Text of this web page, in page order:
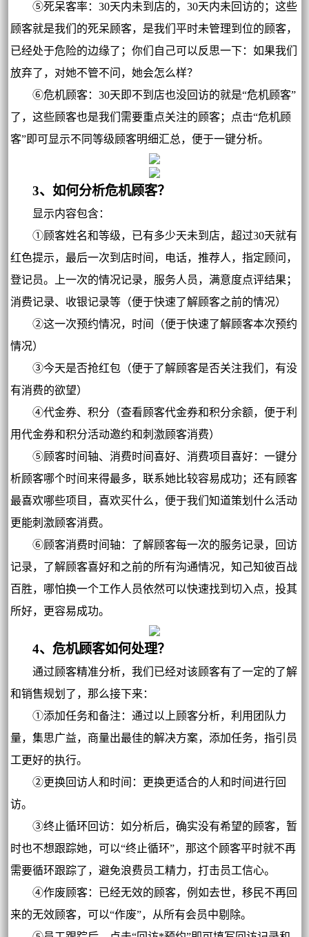
⑤死呆客率：30天内未到店的，30天内未回访的；这些
顾客就是我们的死呆顾客，是我们平时未管理到位的顾客，
已经处于危险的边缘了；你们自己可以反思一下：如果我们
放弃了，对她不管不问，她会怎么样？
⑥危机顾客：30天即不到店也没回访的就是“危机顾客”
了，这些顾客也是我们需要重点关注的顾客；点击“危机顾
客”即可显示不同等级顾客明细汇总，便于一键分析。
3、如何分析危机顾客？
显示内容包含：
①顾客姓名和等级，已有多少天未到店，超过30天就有
红色提示，最后一次到店时间，电话，推荐人，指定顾问，
登记员。上一次的情况记录，服务人员，满意度点评结果；
消费记录、收银记录等（便于快速了解顾客之前的情况）
②这一次预约情况，时间（便于快速了解顾客本次预约
情况）
③今天是否抢红包（便于了解顾客是否关注我们，有没
有消费的欲望）
④代金券、积分（查看顾客代金券和积分余额，便于利
用代金券和积分活动邀约和刺激顾客消费）
⑤顾客时间轴、消费时间喜好、消费项目喜好：一键分
析顾客哪个时间来得最多，联系她比较容易成功；还有顾客
最喜欢哪些项目，喜欢买什么，便于我们知道策划什么活动
更能刺激顾客消费。
⑥顾客消费时间轴：了解顾客每一次的服务记录，回访
记录，了解顾客喜好和之前的所有沟通情况，知己知彼百战
百胜，哪怕换一个工作人员依然可以快速找到切入点，投其
所好，更容易成功。
4、危机顾客如何处理？
通过顾客精准分析，我们已经对该顾客有了一定的了解
和销售规划了，那么接下来：
①添加任务和备注：通过以上顾客分析，利用团队力
量，集思广益，商量出最佳的解决方案，添加任务，指引员
工更好的执行。
②更换回访人和时间：更换更适合的人和时间进行回
访。
③终止循环回访：如分析后，确实没有希望的顾客，暂
时也不想跟踪她，可以“终止循环”，那这个顾客平时就不再
需要循环跟踪了，避免浪费员工精力，打击员工信心。
④作废顾客：已经无效的顾客，例如去世，移民不再回
来的无效顾客，可以“作废”，从所有会员中剔除。